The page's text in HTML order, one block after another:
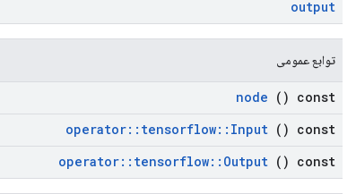
output
توابع عمومی
node () const
operator:: tensorflow:: Input () const
operator:: tensorflow:: Output () const